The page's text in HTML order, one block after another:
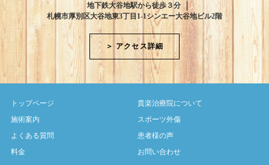
地下鉄大谷地駅から徒歩３分
札幌市厚別区大谷地東3丁目1-1シンエー大谷地ビル2階
＞ アクセス詳細
トップページ
貴楽治療院について
施術案内
スポーツ外傷
よくある質問
患者様の声
料金
お問い合わせ